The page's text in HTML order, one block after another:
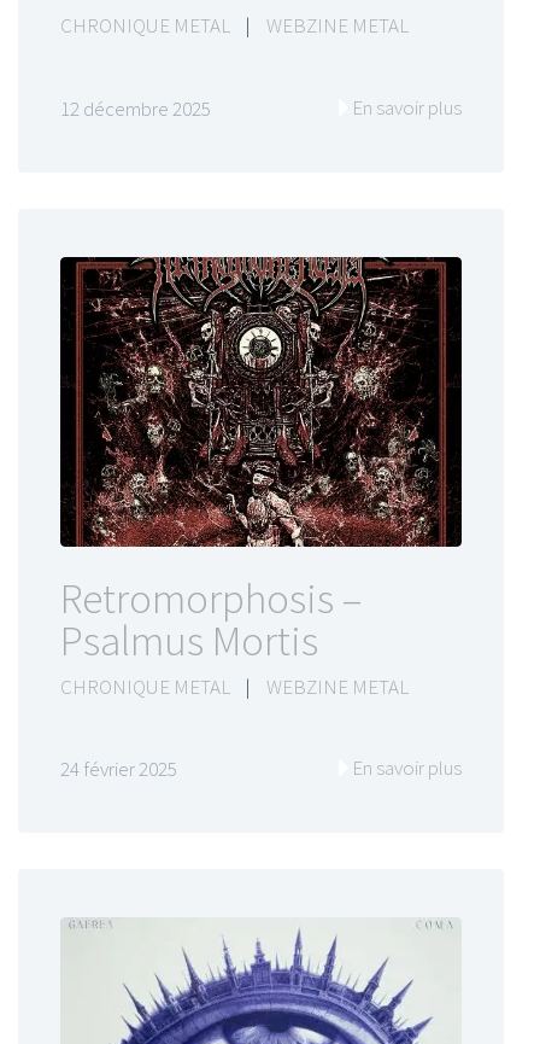
CHRONIQUE METAL | WEBZINE METAL
12 décembre 2025 En savoir plus
Retromorphosis –
Psalmus Mortis
CHRONIQUE METAL | WEBZINE METAL
24 février 2025 En savoir plus